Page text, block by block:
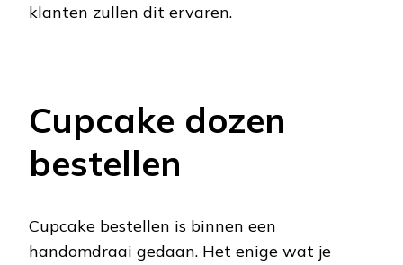
klanten zullen dit ervaren.
Cupcake dozen
bestellen
Cupcake bestellen is binnen een
handomdraai gedaan. Het enige wat je